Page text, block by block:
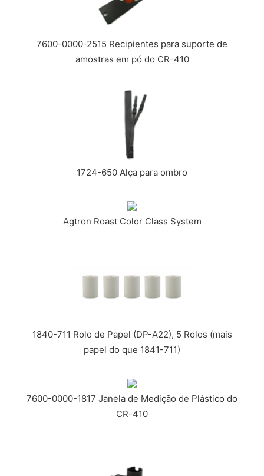
7600-0000-2515 Recipientes para suporte de
amostras em pó do CR-410
1724-650 Alça para ombro
Agtron Roast Color Class System
1840-711 Rolo de Papel (DP-A22), 5 Rolos (mais
papel do que 1841-711)
7600-0000-1817 Janela de Medição de Plástico do
CR-410